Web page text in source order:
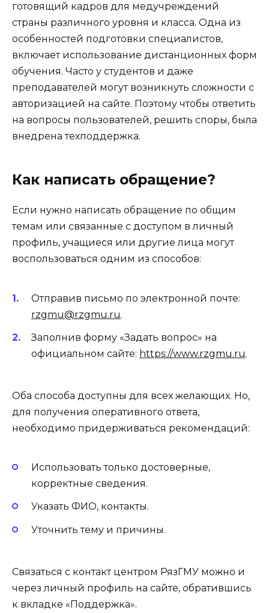
готовящий кадров для медучреждений
страны различного уровня и класса. Одна из
особенностей подготовки специалистов,
включает использование дистанционных форм
обучения. Часто у студентов и даже
преподавателей могут возникнуть сложности с
авторизацией на сайте. Поэтому чтобы ответить
на вопросы пользователей, решить споры, была
внедрена техподдержка.
Как написать обращение?
Если нужно написать обращение по общим
темам или связанные с доступом в личный
профиль, учащиеся или другие лица могут
воспользоваться одним из способов:
Отправив письмо по электронной почте:
rzgmu@rzgmu.ru.
Заполнив форму «Задать вопрос» на
официальном сайте: https://www.rzgmu.ru.
Оба способа доступны для всех желающих. Но,
для получения оперативного ответа,
необходимо придерживаться рекомендаций:
Использовать только достоверные,
корректные сведения.
Указать ФИО, контакты.
Уточнить тему и причины.
Связаться с контакт центром РязГМУ можно и
через личный профиль на сайте, обратившись
к вкладке «Поддержка».